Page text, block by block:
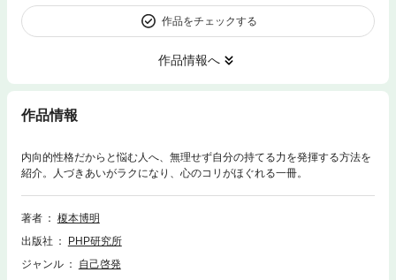
作品をチェックする
作品情報へ
作品情報
内向的性格だからと悩む人へ、無理せず自分の持てる力を発揮する方法を
紹介。人づきあいがラクになり、心のコリがほぐれる一冊。
著者
榎本博明
出版社
PHP研究所
ジャンル
自己啓発